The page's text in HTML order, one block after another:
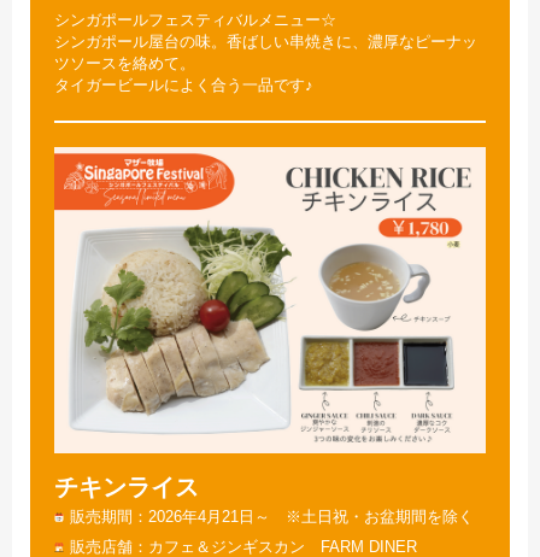
シンガポールフェスティバルメニュー☆
シンガポール屋台の味。香ばしい串焼きに、濃厚なピーナッ
ツソースを絡めて。
タイガービールによく合う一品です♪
チキンライス
販売期間
2026年4月21日～ ※土日祝・お盆期間を除く
販売店舗
カフェ＆ジンギスカン FARM DINER